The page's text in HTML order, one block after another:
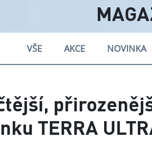
VŠE AKCE NOVINKA
TERRA